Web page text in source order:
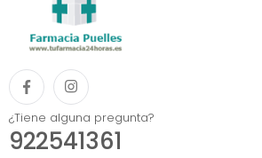
¿Tiene alguna pregunta?
922541361